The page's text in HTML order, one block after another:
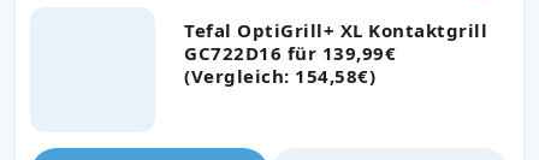
Tefal OptiGrill+ XL Kontaktgrill
GC722D16 für 139,99€
(Vergleich: 154,58€)